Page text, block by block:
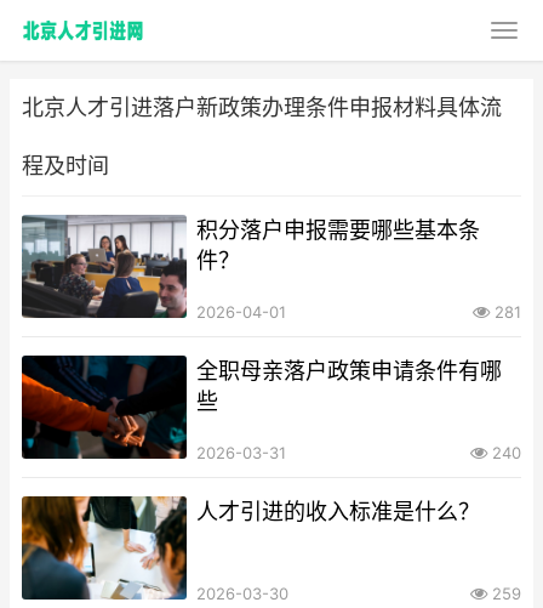
北京人才引进落户新政策办理条件申报材料具体流
程及时间
积分落户申报需要哪些基本条
件？
2026-04-01 281
全职母亲落户政策申请条件有哪
些
2026-03-31 240
人才引进的收入标准是什么？
2026-03-30 259